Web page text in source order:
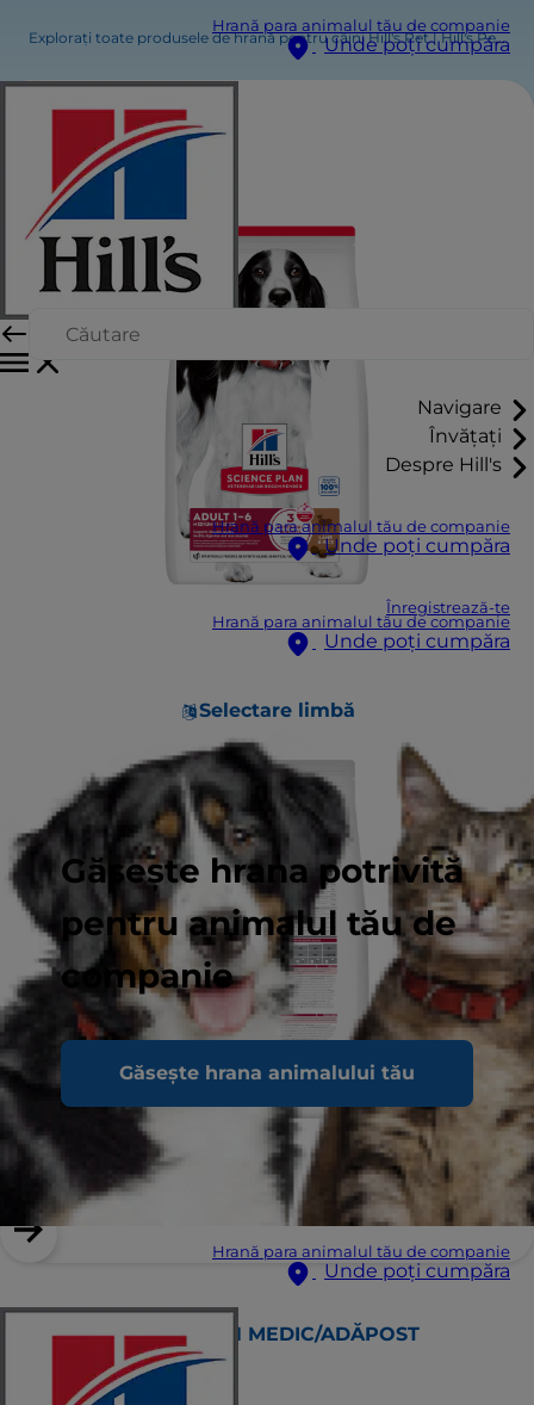
Hrană para animalul tău de companie
Unde poți cumpăra
Navigare
Învățați
Despre Hill's
Hrană para animalul tău de companie
Unde poți cumpăra
Înregistrează-te
Hrană para animalul tău de companie
Unde poți cumpăra
Selectare limbă
Găsește hrana potrivită
pentru animalul tău de
companie
Găsește hrana animalului tău
Hrană para animalul tău de companie
Unde poți cumpăra
Explorați toate produsele de hrană pentru câini Hill's Pet | Hill's Pet
GĂSEȘTE UN MEDIC/ADĂPOST